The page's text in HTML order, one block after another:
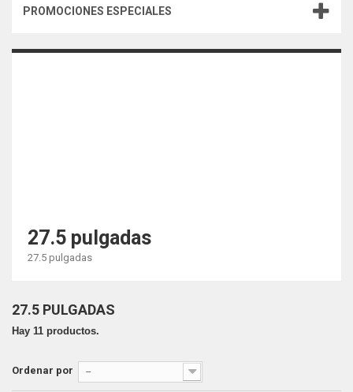
PROMOCIONES ESPECIALES
27.5 pulgadas
27.5 pulgadas
27.5 PULGADAS
Hay 11 productos.
Ordenar por --